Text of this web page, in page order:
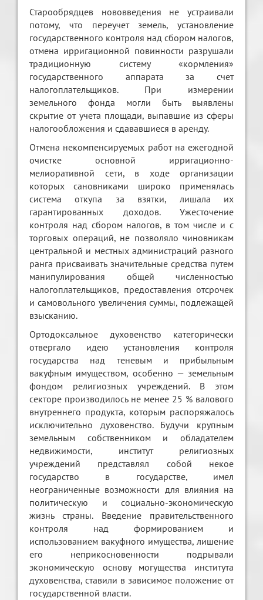
Старообрядцев нововведения не устраивали
потому, что переучет земель, установление
государственного контроля над сбором налогов,
отмена ирригационной повинности разрушали
традиционную систему «кормления»
государственного аппарата за счет
налогоплательщиков. При измерении
земельного фонда могли быть выявлены
скрытие от учета площади, выпавшие из сферы
налогообложения и сдававшиеся в аренду.
Отмена некомпенсируемых работ на ежегодной
очистке основной ирригационно-
мелиоративной сети, в ходе организации
которых сановниками широко применялась
система откупа за взятки, лишала их
гарантированных доходов. Ужесточение
контроля над сбором налогов, в том числе и с
торговых операций, не позволяло чиновникам
центральной и местных администраций разного
ранга присваивать значительные средства путем
манипулирования общей численностью
налогоплательщиков, предоставления отсрочек
и самовольного увеличения суммы, подлежащей
взысканию.
Ортодоксальное духовенство категорически
отвергало идею установления контроля
государства над теневым и прибыльным
вакуфным имуществом, особенно — земельным
фондом религиозных учреждений. В этом
секторе производилось не менее 25 % валового
внутреннего продукта, которым распоряжалось
исключительно духовенство. Будучи крупным
земельным собственником и обладателем
недвижимости, институт религиозных
учреждений представлял собой некое
государство в государстве, имел
неограниченные возможности для влияния на
политическую и социально-экономическую
жизнь страны. Введение правительственного
контроля над формированием и
использованием вакуфного имущества, лишение
его неприкосновенности подрывали
экономическую основу могущества института
духовенства, ставили в зависимое положение от
государственной власти.